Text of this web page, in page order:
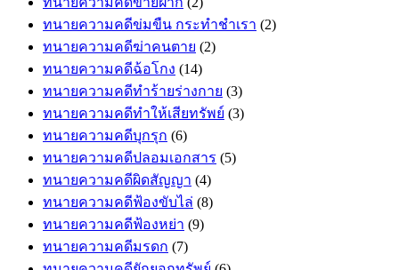
ทนายความคดีข่มขืน กระทำชำเรา (2)
ทนายความคดีฆ่าคนตาย (2)
ทนายความคดีฉ้อโกง (14)
ทนายความคดีทำร้ายร่างกาย (3)
ทนายความคดีทำให้เสียทรัพย์ (3)
ทนายความคดีบุกรุก (6)
ทนายความคดีปลอมเอกสาร (5)
ทนายความคดีผิดสัญญา (4)
ทนายความคดีฟ้องขับไล่ (8)
ทนายความคดีฟ้องหย่า (9)
ทนายความคดีมรดก (7)